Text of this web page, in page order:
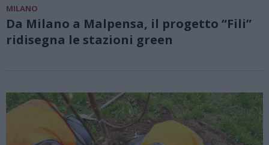
MILANO
Da Milano a Malpensa, il progetto “Fili”
ridisegna le stazioni green